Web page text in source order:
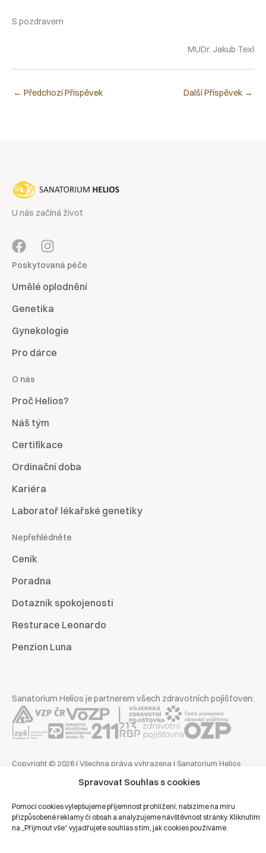
Spravovat Souhlas s cookies
Pomocí cookies vylepšujeme příjemnost prohlížení, nabízíme na míru
přizpůsobené reklamy či obsah a analyzujeme návštěvnost stránky. Kliknutím
na „Přijmout vše“ vyjadřujete souhlas s tím, jak cookies používáme.
S pozdravem
MUDr. Jakub Texl
← Předchozí Příspěvek Další Příspěvek →
U nás začíná život
Poskytovaná péče
Umělé oplodnění
Genetika
Gynekologie
Pro dárce
O nás
Proč Helios?
Náš tým
Certifikace
Ordinační doba
Kariéra
Laboratoř lékařské genetiky
Nepřehlédněte
Ceník
Poradna
Dotazník spokojenosti
Resturace Leonardo
Penzion Luna
Sanatorium Helios je partnerem všech zdravotních pojišťoven:
Copyright © 2026 | Všechna práva vyhrazena | Sanatorium Helios
Právní prohlášení
Zásady cookies